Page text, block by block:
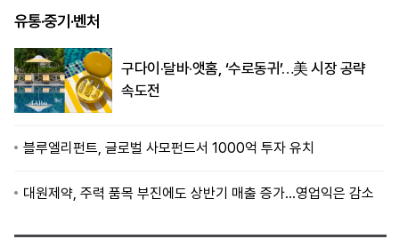
유통·중기·벤처
구다이·달바·앳홈, ‘수로동귀’…美 시장 공략
속도전
블루엘리펀트, 글로벌 사모펀드서 1000억 투자 유치
대원제약, 주력 품목 부진에도 상반기 매출 증가…영업익은 감소